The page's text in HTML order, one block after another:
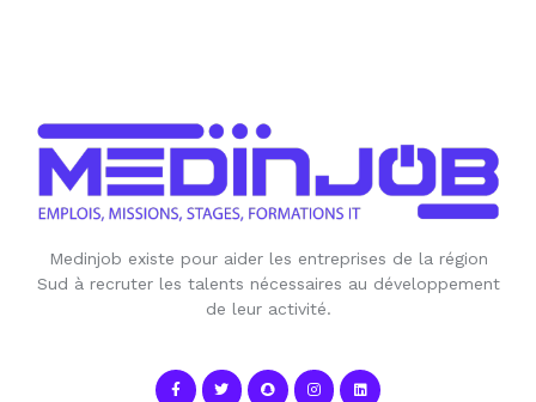
Medinjob existe pour aider les entreprises de la région
Sud à recruter les talents nécessaires au développement
de leur activité.